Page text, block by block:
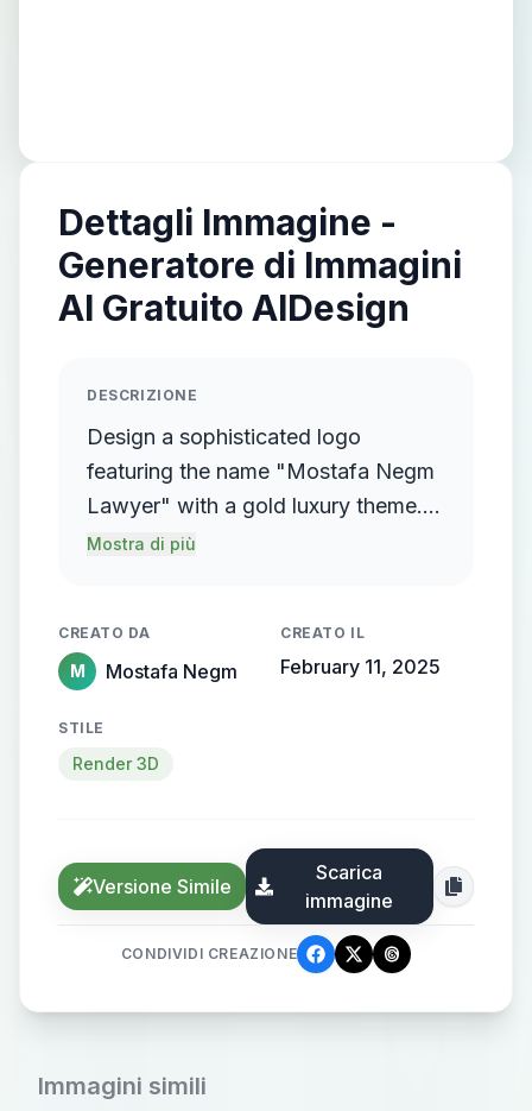
Dettagli Immagine -
Generatore di Immagini
AI Gratuito AIDesign
DESCRIZIONE
Design a sophisticated logo
featuring the name "Mostafa Negm
Lawyer" with a gold luxury theme.
The logo should incorporate a
protruding from the background,
creating a sense of motion and
Mostra di più
CREATO DA
M Mostafa Negm
CREATO IL
February 11, 2025
STILE
Render 3D
Versione Simile
Scarica
immagine
CONDIVIDI CREAZIONE
Immagini simili